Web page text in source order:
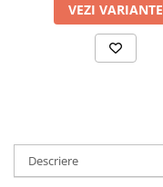
VEZI VARIANTE
Descriere